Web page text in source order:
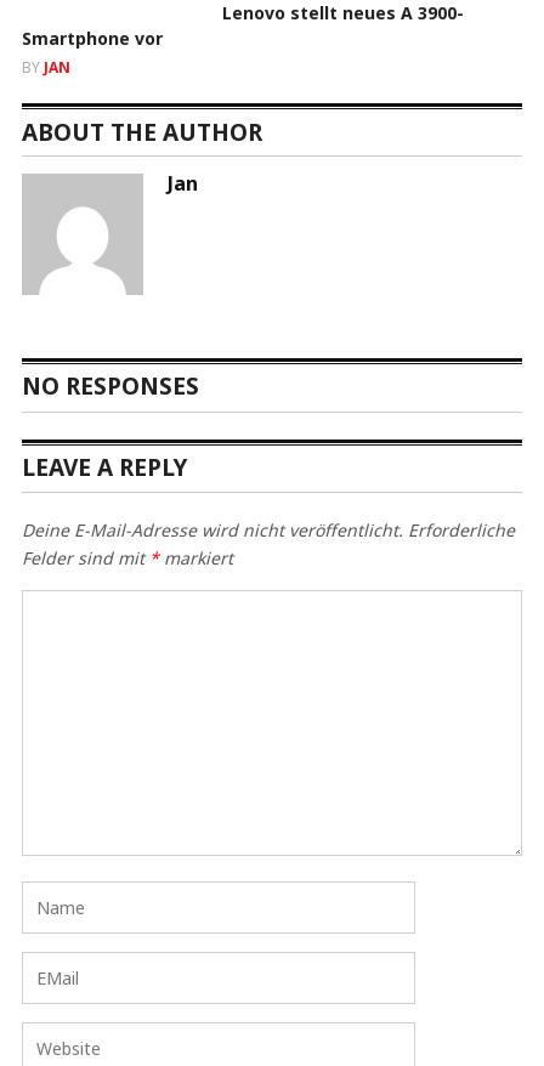
Lenovo stellt neues A 3900-
Smartphone vor
BY JAN
ABOUT THE AUTHOR
Jan
NO RESPONSES
LEAVE A REPLY
Deine E-Mail-Adresse wird nicht veröffentlicht. Erforderliche
Felder sind mit *markiert